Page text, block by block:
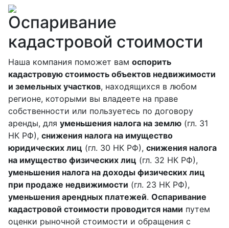
Оспаривание
кадастровой стоимости
Наша компания поможет вам оспорить
кадастровую стоимость объектов недвижимости
и земельных участков, находящихся в любом
регионе, которыми вы владеете на праве
собственности или пользуетесь по договору
аренды, для уменьшения налога на землю (гл. 31
НК РФ), снижения налога на имущество
юридических лиц (гл. 30 НК РФ), снижения налога
на имущество физических лиц (гл. 32 НК РФ),
уменьшения налога на доходы физических лиц
при продаже недвижимости (гл. 23 НК РФ),
уменьшения арендных платежей. Оспаривание
кадастровой стоимости проводится нами путем
оценки рыночной стоимости и обращения с